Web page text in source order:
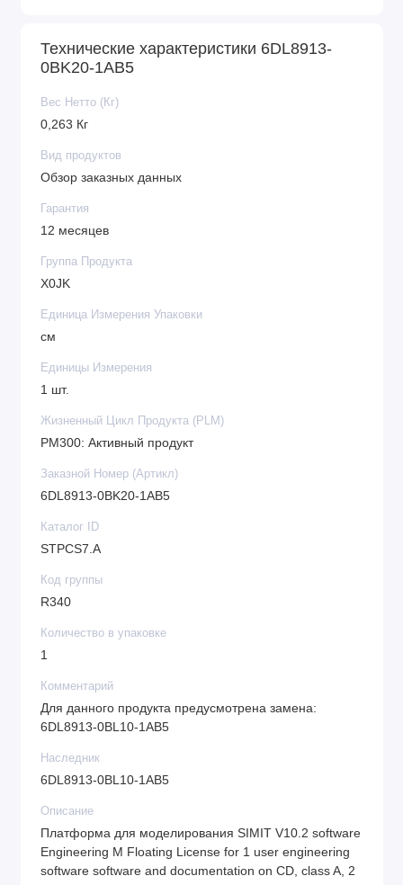
Технические характеристики 6DL8913-
0BK20-1AB5
Вес Нетто (Кг)
0,263 Кг
Вид продуктов
Обзор заказных данных
Гарантия
12 месяцев
Группа Продукта
X0JK
Единица Измерения Упаковки
см
Единицы Измерения
1 шт.
Жизненный Цикл Продукта (PLM)
PM300: Активный продукт
Заказной Номер (Артикл)
6DL8913-0BK20-1AB5
Каталог ID
STPCS7.A
Код группы
R340
Количество в упаковке
1
Комментарий
Для данного продукта предусмотрена замена:
6DL8913-0BL10-1AB5
Наследник
6DL8913-0BL10-1AB5
Описание
Платформа для моделирования SIMIT V10.2 software
Engineering M Floating License for 1 user engineering
software software and documentation on CD, class A, 2